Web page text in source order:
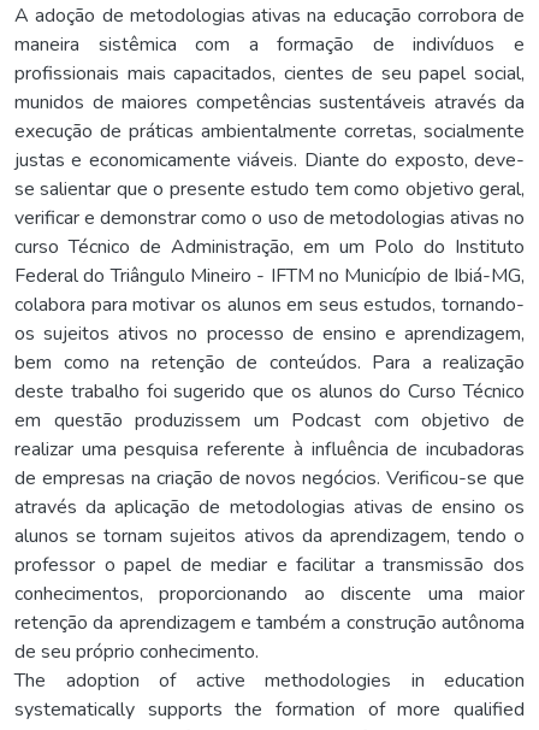
A adoção de metodologias ativas na educação corrobora de
maneira sistêmica com a formação de indivíduos e
profissionais mais capacitados, cientes de seu papel social,
munidos de maiores competências sustentáveis através da
execução de práticas ambientalmente corretas, socialmente
justas e economicamente viáveis. Diante do exposto, deve-
se salientar que o presente estudo tem como objetivo geral,
verificar e demonstrar como o uso de metodologias ativas no
curso Técnico de Administração, em um Polo do Instituto
Federal do Triângulo Mineiro - IFTM no Município de Ibiá-MG,
colabora para motivar os alunos em seus estudos, tornando-
os sujeitos ativos no processo de ensino e aprendizagem,
bem como na retenção de conteúdos. Para a realização
deste trabalho foi sugerido que os alunos do Curso Técnico
em questão produzissem um Podcast com objetivo de
realizar uma pesquisa referente à influência de incubadoras
de empresas na criação de novos negócios. Verificou-se que
através da aplicação de metodologias ativas de ensino os
alunos se tornam sujeitos ativos da aprendizagem, tendo o
professor o papel de mediar e facilitar a transmissão dos
conhecimentos, proporcionando ao discente uma maior
retenção da aprendizagem e também a construção autônoma
de seu próprio conhecimento.
The adoption of active methodologies in education
systematically supports the formation of more qualified